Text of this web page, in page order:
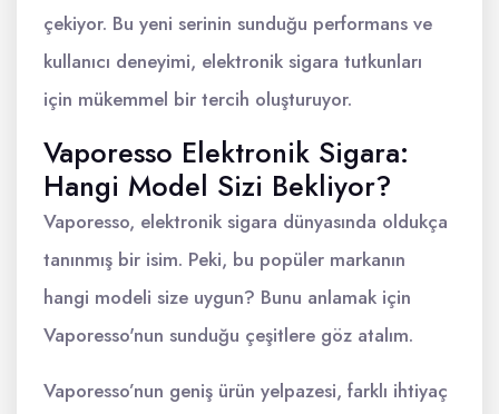
çekiyor. Bu yeni serinin sunduğu performans ve
kullanıcı deneyimi, elektronik sigara tutkunları
için mükemmel bir tercih oluşturuyor.
Vaporesso Elektronik Sigara:
Hangi Model Sizi Bekliyor?
Vaporesso, elektronik sigara dünyasında oldukça
tanınmış bir isim. Peki, bu popüler markanın
hangi modeli size uygun? Bunu anlamak için
Vaporesso'nun sunduğu çeşitlere göz atalım.
Vaporesso’nun geniş ürün yelpazesi, farklı ihtiyaç